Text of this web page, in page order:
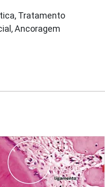
Tratamento
Ancoragem